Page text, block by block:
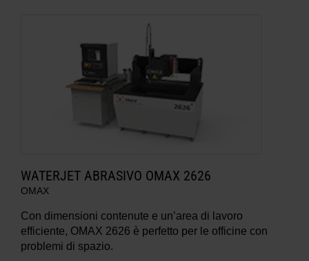
WATERJET ABRASIVO OMAX 2626
OMAX
Con dimensioni contenute e un’area di lavoro
efficiente, OMAX 2626 è perfetto per le officine con
problemi di spazio.